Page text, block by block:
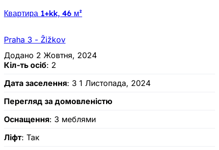
Квартира 1+kk, 46 м²
Praha 3 - Žižkov
Додано 2 Жовтня, 2024
Кіл-ть осіб: 2
Дата заселення: З 1 Листопада, 2024
Перегляд за домовленістю
Оснащення: З меблями
Ліфт: Так